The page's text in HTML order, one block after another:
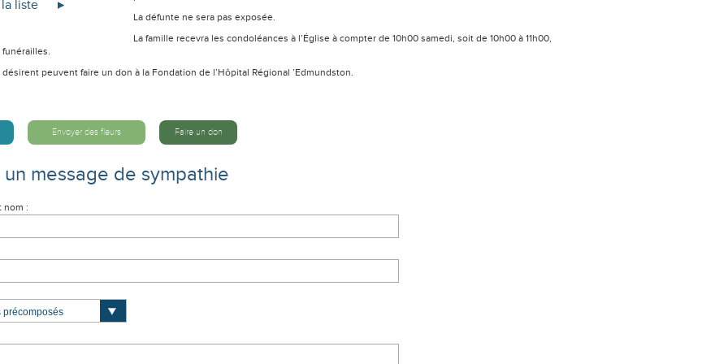
liste
La défunte ne sera pas exposée.
La famille recevra les condoléances à l’Église à compter de 10h00 samedi, soit de 10h00 à 11h00,
funérailles.
peuvent faire un don à la Fondation de l’Hôpital Régional ’Edmundston.
Envoyer des fleurs Faire un don
un message de sympathie
nom :